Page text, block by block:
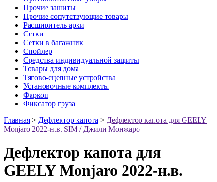
Прочие защиты
Прочие сопутствующие товары
Расширитель арки
Сетки
Сетки в багажник
Спойлер
Средства индивидуальной защиты
Товары для дома
Тягово-сцепные устройства
Установочные комплекты
Фаркоп
Фиксатор груза
Главная > Дефлектор капота > Дефлектор капота для GEELY
Monjaro 2022-н.в. SIM / Джили Монжаро
Дефлектор капота для
GEELY Monjaro 2022-н.в.